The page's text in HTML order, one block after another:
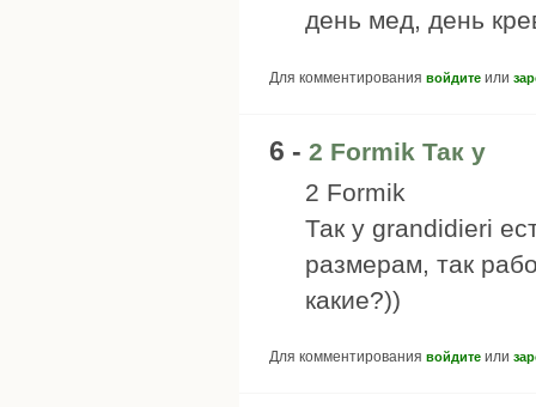
день мед, день
Для комментирования войдите или
6 - 2 Formik Так у
2 Formik
Так у grandidieri
размерам, так
какие?))
Для комментирования войдите или